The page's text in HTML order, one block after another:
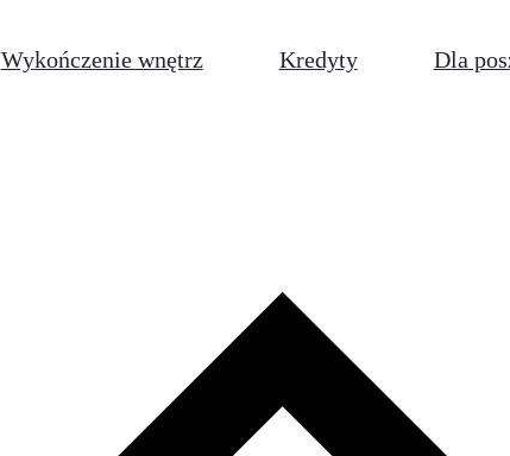
Wykończenie wnętrz Kredyty Dla